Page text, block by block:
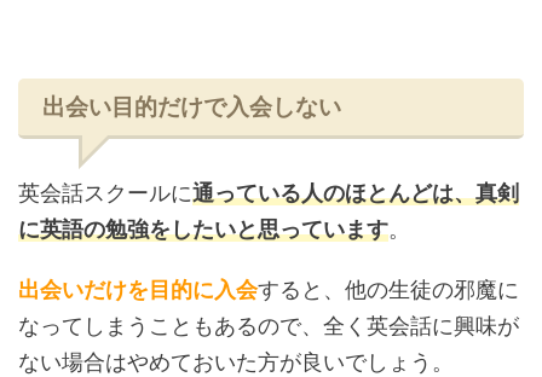
出会い目的だけで入会しない
英会話スクールに通っている人のほとんどは、真剣
に英語の勉強をしたいと思っています。
出会いだけを目的に入会すると、他の生徒の邪魔に
なってしまうこともあるので、全く英会話に興味が
ない場合はやめておいた方が良いでしょう。